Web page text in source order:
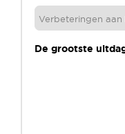
Verbeteringen aan
De grootste